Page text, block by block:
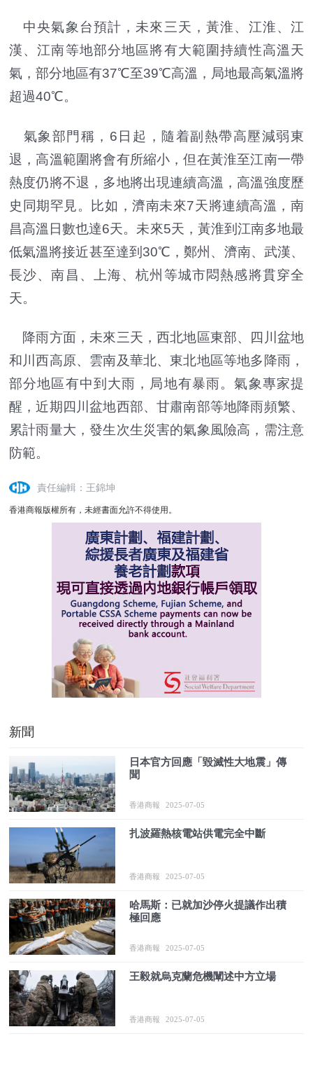
中央氣象台預計，未來三天，黃淮、江淮、江
漢、江南等地部分地區將有大範圍持續性高溫天
氣，部分地區有37℃至39℃高溫，局地最高氣溫將
超過40℃。
氣象部門稱，6日起，隨着副熱帶高壓減弱東
退，高溫範圍將會有所縮小，但在黃淮至江南一帶
熱度仍將不退，多地將出現連續高溫，高溫強度歷
史同期罕見。比如，濟南未來7天將連續高溫，南
昌高溫日數也達6天。未來5天，黃淮到江南多地最
低氣溫將接近甚至達到30℃，鄭州、濟南、武漢、
長沙、南昌、上海、杭州等城市悶熱感將貫穿全
天。
降雨方面，未來三天，西北地區東部、四川盆地
和川西高原、雲南及華北、東北地區等地多降雨，
部分地區有中到大雨，局地有暴雨。氣象專家提
醒，近期四川盆地西部、甘肅南部等地降雨頻繁、
累計雨量大，發生次生災害的氣象風險高，需注意
防範。
責任編輯：王錦坤
香港商報版權所有，未經書面允許不得使用。
新聞
日本官方回應「毀滅性大地震」傳
聞
香港商報 2025-07-05
扎波羅熱核電站供電完全中斷
香港商報 2025-07-05
哈馬斯：已就加沙停火提議作出積
極回應
香港商報 2025-07-05
王毅就烏克蘭危機闡述中方立場
香港商報 2025-07-05